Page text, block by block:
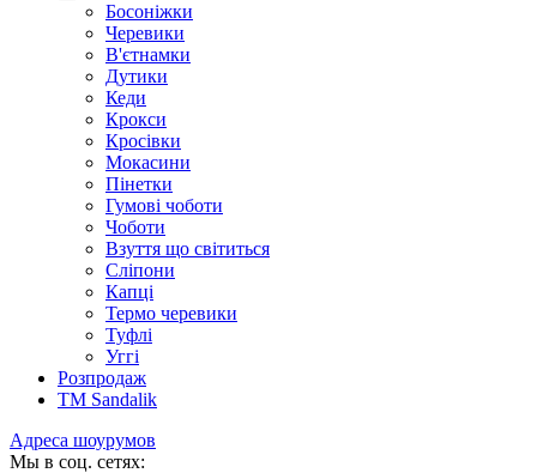
Босоніжки
Черевики
В'єтнамки
Дутики
Кеди
Крокси
Кросівки
Мокасини
Пінетки
Гумові чоботи
Чоботи
Взуття що світиться
Сліпони
Капці
Термо черевики
Туфлі
Уггі
Розпродаж
TM Sandalik
Адреса шоурумов
Мы в соц. сетях: